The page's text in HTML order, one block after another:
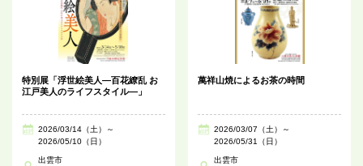
特別展「浮世絵美人―百花繚乱 お
江戸美人のライフスタイル―」
2026/03/14（土）～
2026/05/10（日）
出雲市
萬祥山焼によるお茶の時間
2026/03/07（土）～
2026/05/31（日）
出雲市